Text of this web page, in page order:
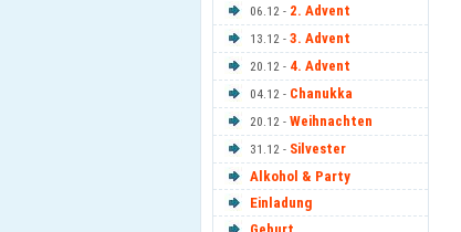
06.12 - 2. Advent
13.12 - 3. Advent
20.12 - 4. Advent
04.12 - Chanukka
20.12 - Weihnachten
31.12 - Silvester
Alkohol & Party
Einladung